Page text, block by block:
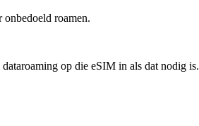
roamen.
op die eSIM in als dat nodig is.